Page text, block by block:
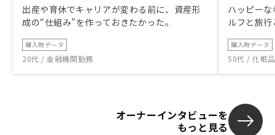
出産や育休でキャリアが変わる前に、資産形
成の“仕組み”を作っておきたかった。
購入時データ
20代 / 金融機関勤務
ハッピー
ルフと旅
購入時データ
50代 / 化粧
オーナーインタビューを
もっと見る